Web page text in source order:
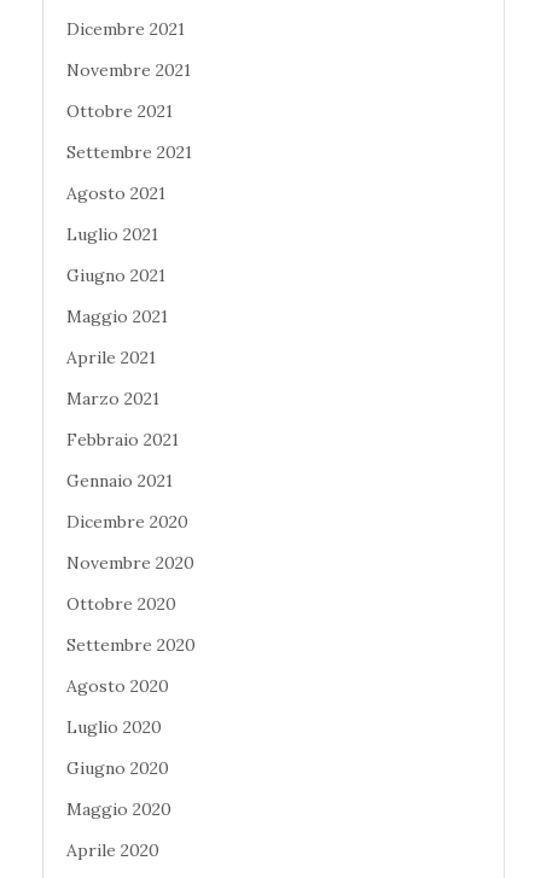
Dicembre 2021
Novembre 2021
Ottobre 2021
Settembre 2021
Agosto 2021
Luglio 2021
Giugno 2021
Maggio 2021
Aprile 2021
Marzo 2021
Febbraio 2021
Gennaio 2021
Dicembre 2020
Novembre 2020
Ottobre 2020
Settembre 2020
Agosto 2020
Luglio 2020
Giugno 2020
Maggio 2020
Aprile 2020